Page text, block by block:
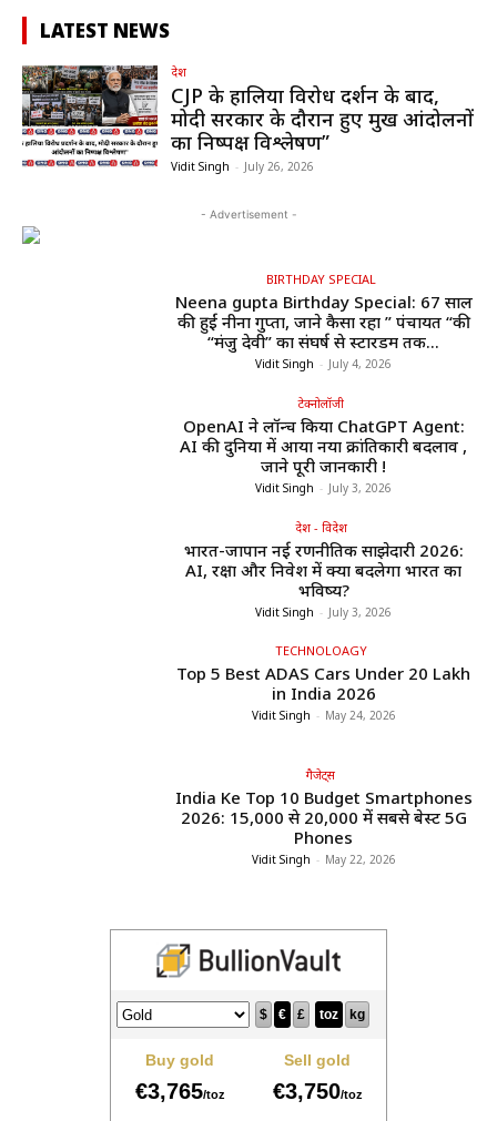
LATEST NEWS
देश
CJP के हालिया विरोध प्रदर्शन के बाद,
मोदी सरकार के दौरान हुए प्रमुख आंदोलनों
का निष्पक्ष विश्लेषण”
Vidit Singh - July 26, 2026
- Advertisement -
BIRTHDAY SPECIAL
Neena gupta Birthday Special: 67 साल
की हुईं नीना गुप्ता, जाने कैसा रहा ” पंचायत “की
“मंजु देवी” का संघर्ष से स्टारडम तक...
Vidit Singh - July 4, 2026
टेक्नोलॉजी
OpenAI ने लॉन्च किया ChatGPT Agent:
AI की दुनिया में आया नया क्रांतिकारी बदलाव ,
जाने पूरी जानकारी !
Vidit Singh - July 3, 2026
देश - विदेश
भारत-जापान नई रणनीतिक साझेदारी 2026:
AI, रक्षा और निवेश में क्या बदलेगा भारत का
भविष्य?
Vidit Singh - July 3, 2026
TECHNOLOAGY
Top 5 Best ADAS Cars Under ₹20 Lakh
in India 2026
Vidit Singh - May 24, 2026
गैजेट्स
India Ke Top 10 Budget Smartphones
2026: ₹15,000 से ₹20,000 में सबसे बेस्ट 5G
Phones
Vidit Singh - May 22, 2026